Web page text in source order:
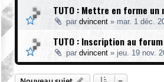
TUTO : Mettre en forme
par dvincent » mar. 1 déc.
TUTO : Inscription au forum
par dvincent » jeu. 19 nov.